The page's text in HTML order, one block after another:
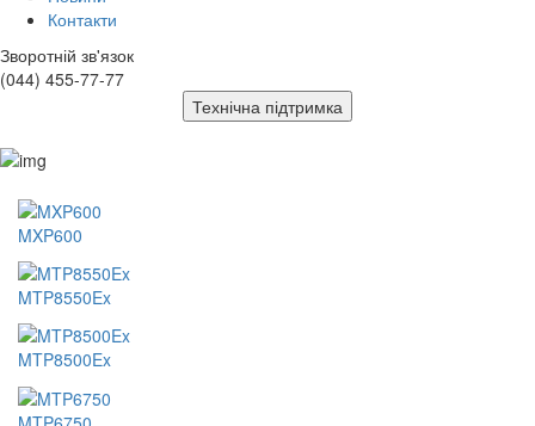
Контакти
Зворотній зв'язок
(044) 455-77-77
Технічна підтримка
MXP600
MTP8550Ex
MTP8500Ex